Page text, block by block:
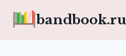
bandbook.ru